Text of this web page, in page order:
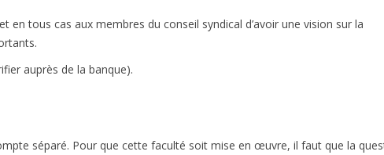
tous cas aux membres du conseil syndical d’avoir une vision sur la
auprès de la banque).
séparé. Pour que cette faculté soit mise en œuvre, il faut que la